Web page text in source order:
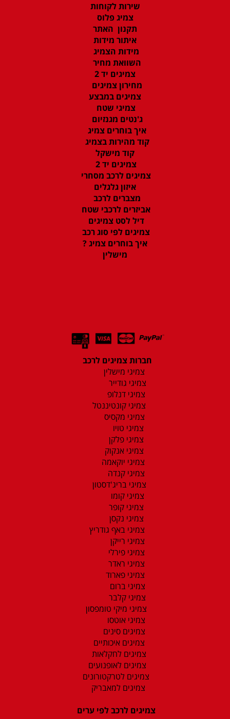
שירות לקוחות
צמיג פלוס
תקנון האתר
איתור מידות
מידות הצמיג
השוואת מחיר
צמיגים יד 2
מחירון צמיגים
צמיגים במבצע
צמיגי שטח
ג'נטים מגנזיום
איך בוחרים צמיג
קוד מהירות בצמיג
קוד מישקל
צמיגים יד 2
צמיגים לרכב מסחרי
איזון גלגלים
מצברים לרכב
אביזרים לרכבי שטח
דיל לסט צמיגים
צמיגים לפי סוג רכב
איך בוחרים צמיג ?
מישלין
חברות צמיגים לרכב
צמיגי מישלין
צמיגי גודייר
צמיגי דנלופ
צמיגי קונטיננטל
צמיגי מקסיס
צמיגי טויו
צמיגי פלקן
צמיגי אנקוק
צמיגי יוקאמה
צמיגי קנדה
צמיגי בריג'דסטון
צמיגי קומו
צמיגי קופר
צמיגי נקסן
צמיגי באף גודריץ
צמיגי רייקן
צמיגי פירלי
צמיגי ראדר
צמיגי פארוד
צמיגי ברום
צמיגי קלבר
צמיגי מיקי טומפסון
צמיגי אוטסו
צמיגים סינים
צמיגים איכותיים
צמיגים לחקלאות
צמיגים לאופנועים
צמיגים לטרקטורונים
צמיגים למאבריק
צמיגים לרכב לפי ערים